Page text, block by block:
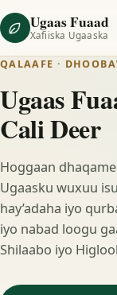
Ugaas Fuaad
Xafiiska Ugaaska
QALAAFE ·
Ugaas
Cali Deer
Hoggaan
Ugaasku wuxuu
hay’adaha iyo
iyo nabad loogu
Shilaabo iyo